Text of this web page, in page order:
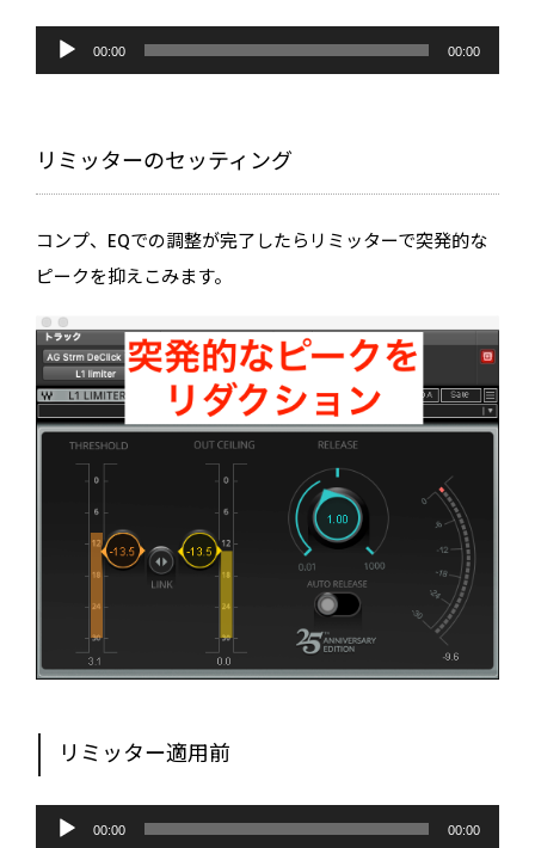
音
プ
00:00 00:00
リミッターのセッティング
コンプ、EQでの調整が完了したらリミッターで突発的な
ピークを抑えこみます。
リミッター適用前
音
00:00 00:00